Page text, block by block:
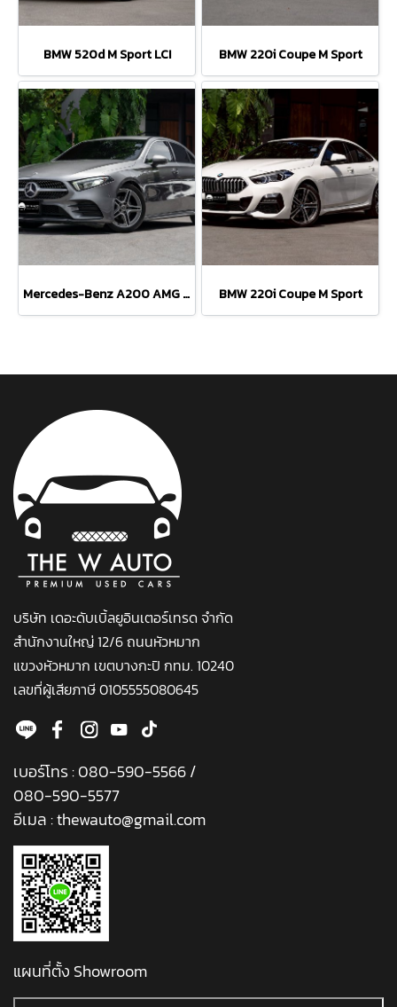
BMW 520d M Sport LCI BMW 220i Coupe M Sport
Mercedes-Benz A200 AMG Dynamic BMW 220i Coupe M Sport
บริษัท เดอะดับเบิ้ลยูอินเตอร์เทรด จำกัด
สำนักงานใหญ่ 12/6 ถนนหัวหมาก
แขวงหัวหมาก เขตบางกะปิ กทม. 10240
เลขที่ผู้เสียภาษี 0105555080645
เบอร์โทร :080-590-5566/
080-590-5577
อีเมล :thewauto@gmail.com
แผนที่ตั้ง Showroom